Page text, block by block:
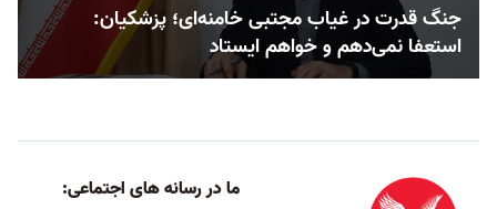
جنگ قدرت در غیاب مجتبی خامنه‌ای؛ پزشکیان:
استعفا نمی‌دهم و خواهم ایستاد
ما در رسانه های اجتماعی: